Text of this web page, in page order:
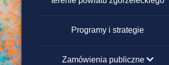
Programy i strategie
Zamówienia publiczne